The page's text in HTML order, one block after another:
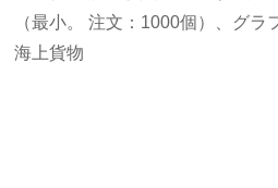
（最小。 注文：1000個）、グラ
海上貨物